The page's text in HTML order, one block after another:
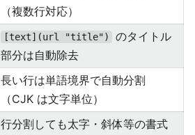
（複数行対応）
[text](url "title")
のタイトル
部分は自動除去
長い行は単語境界で自動分割
（CJK は文字単位）
行分割しても太字・斜体等の書式